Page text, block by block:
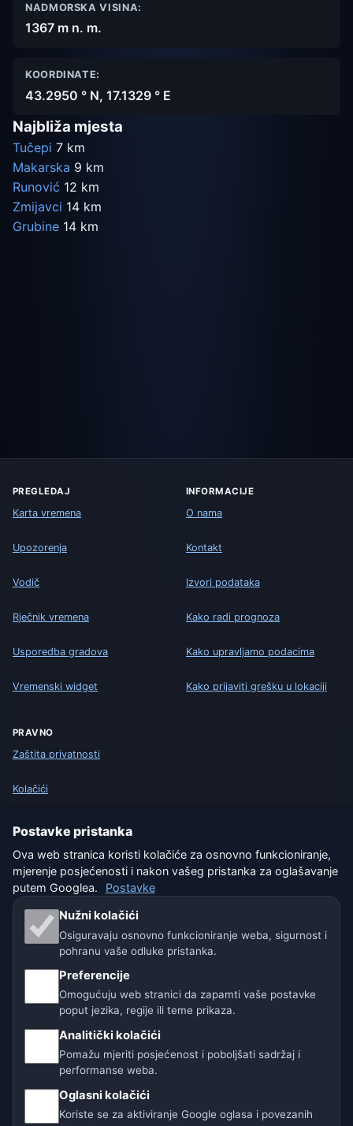
NADMORSKA VISINA:
1367 m n. m.
KOORDINATE:
43.2950 ° N, 17.1329 ° E
Najbliža mjesta
Tučepi 7 km
Makarska 9 km
Runović 12 km
Zmijavci 14 km
Grubine 14 km
PREGLEDAJ
Karta vremena
Upozorenja
Vodič
Rječnik vremena
Usporedba gradova
Vremenski widget
INFORMACIJE
O nama
Kontakt
Izvori podataka
Kako radi prognoza
Kako upravljamo podacima
Kako prijaviti grešku u lokaciji
PRAVNO
Zaštita privatnosti
Kolačići
Uvjeti korištenja
Isključenje odgovornosti
Pomažemo životinjama
Sitemap
Postavke
🇨🇿 Češka 🇭🇷 Hrvatska 🇧🇬 Bugarska
🇩🇪🇦🇹🇨🇭 Njemačka / Austrija / Švicarska
🌎 Latinska Amerika i Španjolska
Postavke pristanka
Ova web stranica koristi kolačiće za osnovno funkcioniranje,
mjerenje posjećenosti i nakon vašeg pristanka za oglašavanje
putem Googlea.
Postavke
Nužni kolačići
Osiguravaju osnovno funkcioniranje weba, sigurnost i
pohranu vaše odluke pristanka.
Preferencije
Omogućuju web stranici da zapamti vaše postavke
poput jezika, regije ili teme prikaza.
Analitički kolačići
Pomažu mjeriti posjećenost i poboljšati sadržaj i
performanse weba.
Oglasni kolačići
Koriste se za aktiviranje Google oglasa i povezanih